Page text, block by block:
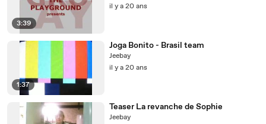
3:39
il y a 20 ans
1:37
Joga Bonito - Brasil team
Jeebay
il y a 20 ans
Teaser La revanche de Sophie
Jeebay